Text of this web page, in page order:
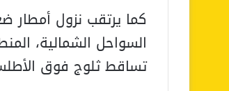
كما يرتقب نزول أمطار
السواحل الشمالية،
تساقط ثلوج فوق